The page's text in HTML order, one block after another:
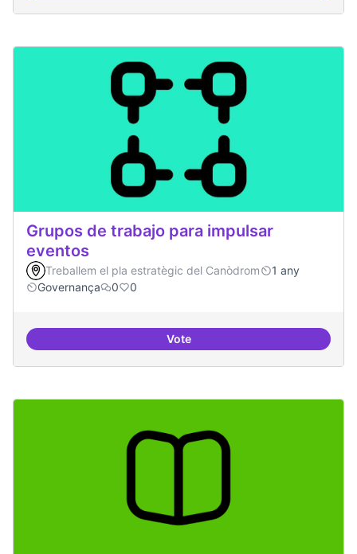
Grupos de trabajo para impulsar
eventos
Treballem el pla estratègic del Canòdrom
1 any
Governança
0 0
VoteGrupos de trabajo para impulsar